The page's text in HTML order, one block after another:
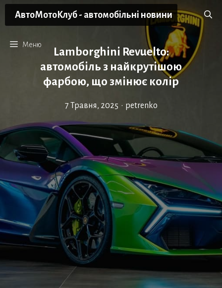
Перейти
АвтоМотоКлуб - автомобільні новини
Меню
Lamborghini Revuelto:
автомобіль з найкрутішою
фарбою, що змінює колір
7 Травня, 2025 • petrenko